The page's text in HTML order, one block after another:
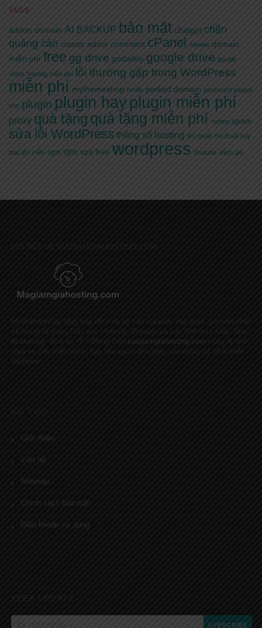
TAGS
addon domain AI BACKUP bảo mật chatgpt chặn
quảng cáo classic editor comment cPanel domain domain
miễn phí free gg drive godaddy google drive google
sheet hosting miễn phí lỗi thường gặp trong WordPress
miễn phí mythemeshop netflix parked domain password paypal
php plugin plugin hay plugin miễn phí
proxy quà tặng quà tặng miễn phí review spam
sửa lỗi WordPress thông số hosting thủ thuật thủ thuật hay
trial tên miền vpn vps vps free wordpress Youtube đánh giá
ĐÔI NÉT VỀ MAGIAMGIAHOSTING.COM
Mình thành lập blog này để chia sẻ các coupon, mã giảm giá mới nhất
và hot nhất trong lĩnh vực Hosting, Domain và các lĩnh vực khác như
Marketing, dịch vụ IT... Đồng thời magiamgiahosting.com cũng là nơi
chia sẻ các kiến thức, tips liên quan đến việc xây dựng và phát triển
Website
HỖ TRỢ
Giới thiệu
Liên hệ
Sitemap
Chính sách bảo mật
Điều khoản sử dụng
KEEP UPDATE
SUBSCRIBE